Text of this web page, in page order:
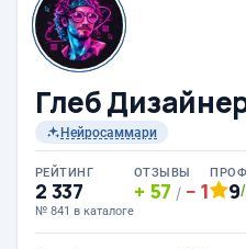
Глеб
Нейросаммари
РЕЙТИНГ
2 337
№ 841 в каталоге
ОТЗЫВЫ
57 / 1 9